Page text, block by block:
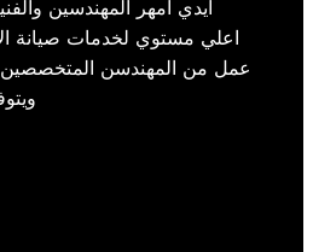
ايدي امهر المهندسين
اعلي مستوي لخدمات صيانة
عمل من المهندسن المتخصصين